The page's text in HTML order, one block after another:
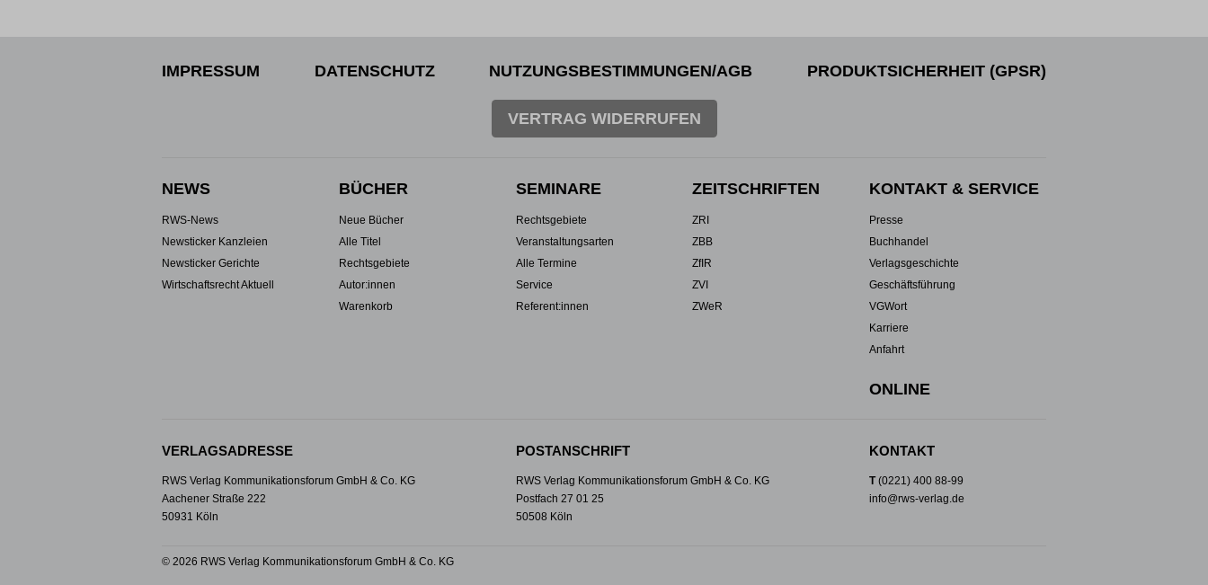
IMPRESSUM DATENSCHUTZ NUTZUNGSBESTIMMUNGEN/AGB PRODUKTSICHERHEIT (GPSR)
VERTRAG WIDERRUFEN
NEWS
RWS-News
Newsticker Kanzleien
Newsticker Gerichte
Wirtschaftsrecht Aktuell
BÜCHER
Neue Bücher
Alle Titel
Rechtsgebiete
Autor:innen
Warenkorb
SEMINARE
Rechtsgebiete
Veranstaltungsarten
Alle Termine
Service
Referent:innen
ZEITSCHRIFTEN
ZRI
ZBB
ZfIR
ZVI
ZWeR
KONTAKT & SERVICE
Presse
Buchhandel
Verlagsgeschichte
Geschäftsführung
VGWort
Karriere
Anfahrt
ONLINE
VERLAGSADRESSE
RWS Verlag Kommunikationsforum GmbH & Co. KG
Aachener Straße 222
50931 Köln
POSTANSCHRIFT
RWS Verlag Kommunikationsforum GmbH & Co. KG
Postfach 27 01 25
50508 Köln
KONTAKT
T(0221) 400 88-99
info@rws-verlag.de
© 2026 RWS Verlag Kommunikationsforum GmbH & Co. KG